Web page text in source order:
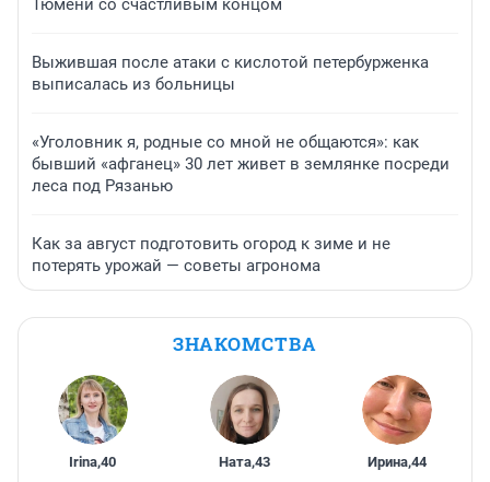
Тюмени со счастливым концом
Выжившая после атаки с кислотой петербурженка
выписалась из больницы
«Уголовник я, родные со мной не общаются»: как
бывший «афганец» 30 лет живет в землянке посреди
леса под Рязанью
Как за август подготовить огород к зиме и не
потерять урожай — советы агронома
ЗНАКОМСТВА
Irina,40 Ната,43 Ирина,44